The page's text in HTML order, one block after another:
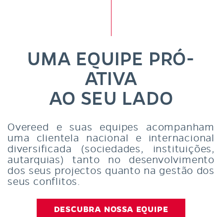
UMA EQUIPE PRÓ-
ATIVA
AO SEU LADO
Overeed e suas equipes acompanham
uma clientela nacional e internacional
diversificada (sociedades, instituições,
autarquias) tanto no desenvolvimento
dos seus projectos quanto na gestão dos
seus conflitos.
DESCUBRA NOSSA EQUIPE